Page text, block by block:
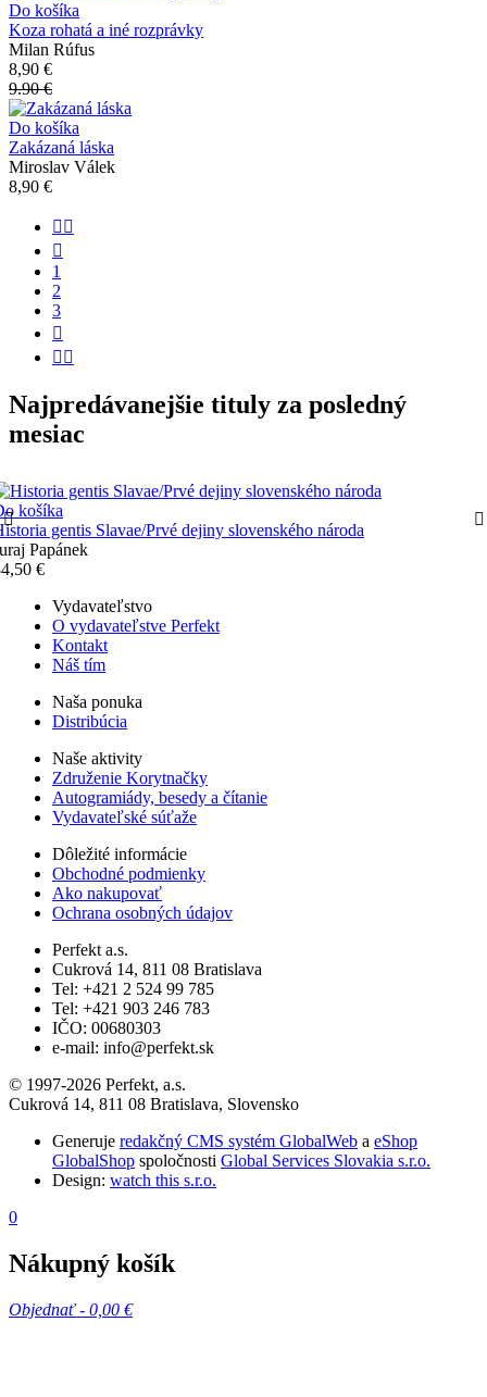
Do košíka
Koza rohatá a iné rozprávky
Milan Rúfus
8,90 €
9.90 €
Do košíka
Zakázaná láska
Miroslav Válek
8,90 €


1
2
3


Najpredávanejšie tituly za posledný
mesiac
košíka
gentis Slavae/Prvé dejiny slovenského národa
Papánek
€
Vydavateľstvo
O vydavateľstve Perfekt
Kontakt
Náš tím
Naša ponuka
Distribúcia
Naše aktivity
Združenie Korytnačky
Autogramiády, besedy a čítanie
Vydavateľské súťaže
Dôležité informácie
Obchodné podmienky
Ako nakupovať
Ochrana osobných údajov
Perfekt a.s.
Cukrová 14, 811 08 Bratislava
Tel: +421 2 524 99 785
Tel: +421 903 246 783
IČO: 00680303
e-mail: info@perfekt.sk
© 1997-2026 Perfekt, a.s.
Cukrová 14, 811 08 Bratislava, Slovensko
Generuje redakčný CMS systém GlobalWeb a eShop
GlobalShop spoločnosti Global Services Slovakia s.r.o.
Design: watch this s.r.o.
0
Nákupný košík
Objednať - 0,00 €